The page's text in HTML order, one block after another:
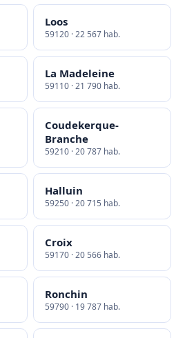
Loos
59120 · 22 567 hab.
La Madeleine
59110 · 21 790 hab.
Coudekerque-
Branche
59210 · 20 787 hab.
Halluin
59250 · 20 715 hab.
Croix
59170 · 20 566 hab.
Ronchin
59790 · 19 787 hab.